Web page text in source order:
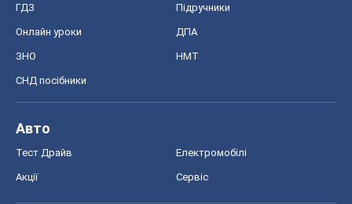
ГДЗ Підручники
Онлайн уроки ДПА
ЗНО НМТ
СНД посібники
Авто
Тест Драйв Електромобілі
Акції Сервіс